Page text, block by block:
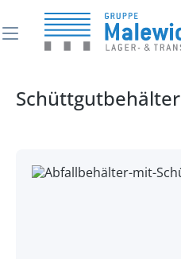
springen
Schüttgutbehälter